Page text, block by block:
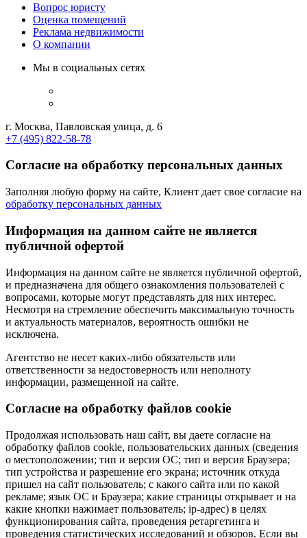
Вопрос юристу
Оценка помещений
Реклама недвижимости
О компании
Мы в социальных сетях
г. Москва, Павловская улица, д. 6
+7 (495) 822-58-78
Согласие на обработку персональных данных
Заполняя любую форму на сайте, Клиент дает свое согласие на
обработку персональных данных
Информация на данном сайте не является
публичной офертой
Информация на данном сайте не является публичной офертой,
и предназначена для общего ознакомления пользователей с
вопросами, которые могут представлять для них интерес.
Несмотря на стремление обеспечить максимальную точность
и актуальность материалов, вероятность ошибки не
исключена.
Агентство не несет каких-либо обязательств или
ответственности за недостоверность или неполноту
информации, размещенной на сайте.
Cогласие на обработку файлов cookie
Продолжая использовать наш сайт, вы даете согласие на
обработку файлов cookie, пользовательских данных (сведения
о местоположении; тип и версия ОС; тип и версия Браузера;
тип устройства и разрешение его экрана; источник откуда
пришел на сайт пользователь; с какого сайта или по какой
рекламе; язык ОС и Браузера; какие страницы открывает и на
какие кнопки нажимает пользователь; ip-адрес) в целях
функционирования сайта, проведения ретаргетинга и
проведения статистических исследований и обзоров. Если вы